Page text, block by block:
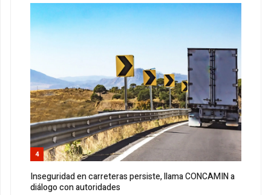
4
Inseguridad en carreteras persiste, llama CONCAMIN a
diálogo con autoridades